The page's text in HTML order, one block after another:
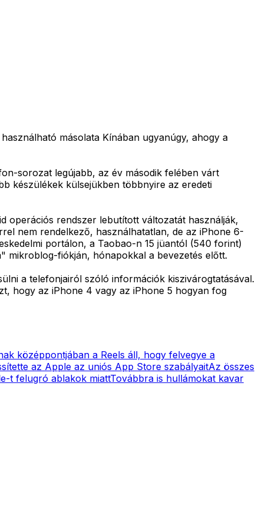
másolata Kínában ugyanúgy, ahogy a
sorozat legújabb, az év második felében várt
készülékek külsejükben többnyire az eredeti
operációs rendszer lebutított változatát használják,
nem rendelkező, használhatatlan, de az iPhone 6-
portálon, a Taobao-n 15 jüantól (540 forint)
mikroblog-fiókján, hónapokkal a bevezetés előtt.
a telefonjairól szóló információk kiszivárogtatásával.
hogy az iPhone 4 vagy az iPhone 5 hogyan fog
középpontjában a Reels áll, hogy felvegye a
az Apple az uniós App Store szabályaitAz összes
t felugró ablakok miattTovábbra is hullámokat kavar